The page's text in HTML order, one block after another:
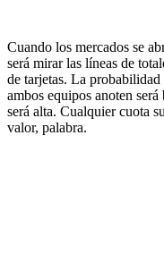
Cuando los mercados se
será mirar las líneas de
de tarjetas. La
ambos equipos anoten
será alta. Cualquier cuota
valor, palabra.